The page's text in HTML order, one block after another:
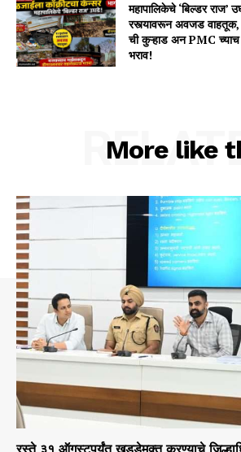
महापालिकेचे ‘बिल्डर राज’
रस्त्यावरून अवजड वाहतूक,
ची कुऱ्हाड अन PMC च्याच
भराव!
More like